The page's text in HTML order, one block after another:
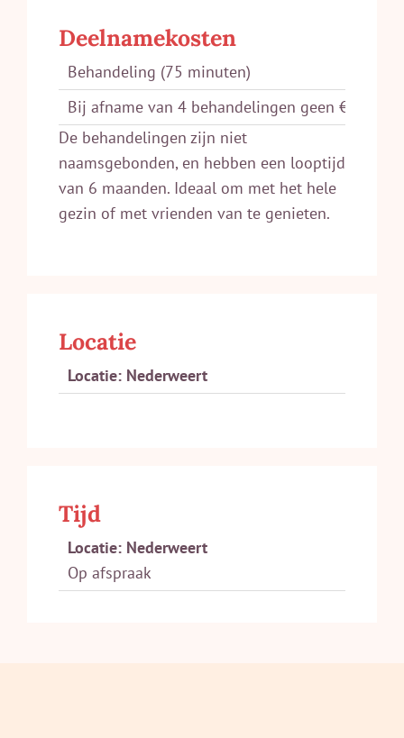
Deelnamekosten
Behandeling (75 minuten)
Bij afname van 4 behandelingen geen €200,-
De behandelingen zijn niet
naamsgebonden, en hebben een looptijd
van 6 maanden. Ideaal om met het hele
gezin of met vrienden van te genieten.
Locatie
Locatie: Nederweert
Tijd
Locatie: Nederweert
Op afspraak